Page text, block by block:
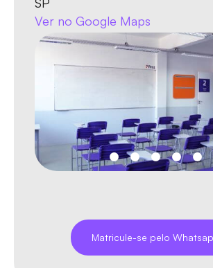
Ver no Google Maps
Matricule-se pelo